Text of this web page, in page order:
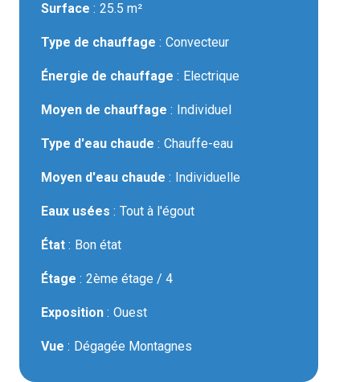
Surface 25.5 m²
Type de chauffage Convecteur
Énergie de chauffage Electrique
Moyen de chauffage Individuel
Type d'eau chaude Chauffe-eau
Moyen d'eau chaude Individuelle
Eaux usées Tout à l'égout
État Bon état
Étage 2ème étage / 4
Exposition Ouest
Vue Dégagée Montagnes